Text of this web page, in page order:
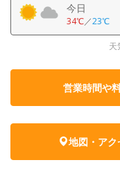
今日
34℃／23℃
天
営業時間や
地図・ア